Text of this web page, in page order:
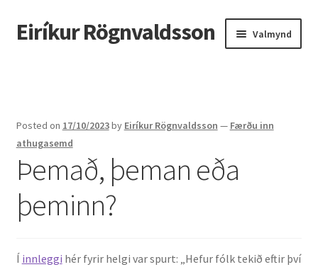
Fara
beint
Hoppa
yfir
Eiríkur Rögnvaldsson Valmynd
Ætt
Líf og starf
Myndir
Kennsla
Posted on 17/10/2023by Eiríkur Rögnvaldsson — Færðu inn
athugasemd
Þemað, þeman eða
þeminn?
Í innleggi hér fyrir helgi var spurt: „Hefur fólk tekið eftir því